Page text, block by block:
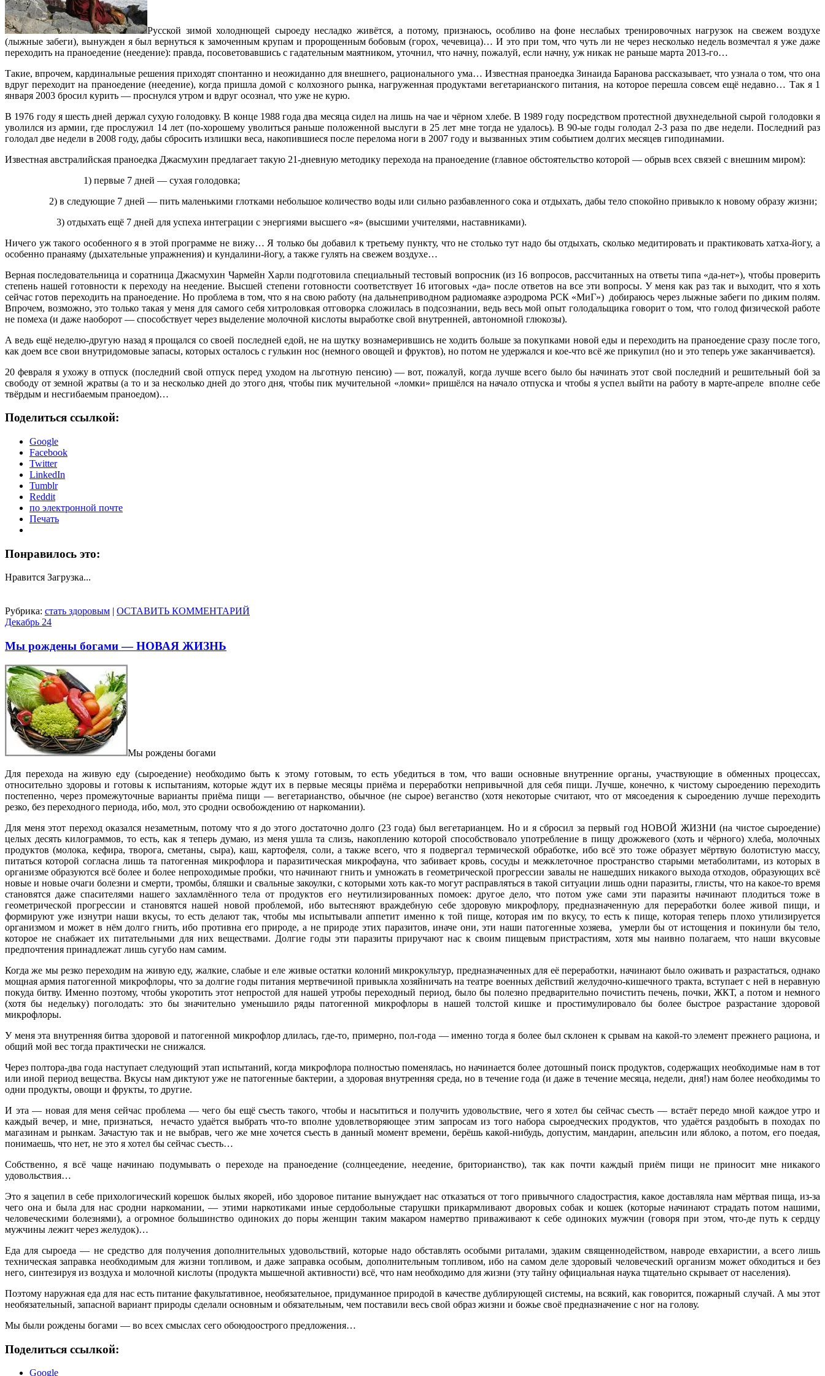
Русской зимой холоднющей сыроеду несладко живётся, а потому, признаюсь, особливо на фоне неслабых тренировочных нагрузок на свежем воздухе
(лыжные забеги), вынужден я был вернуться к замоченным крупам и пророщенным бобовым (горох, чечевица)… И это при том, что чуть ли не через несколько недель возмечтал я уже даже
переходить на праноедение (неедение): правда, посоветовавшись с гадательным маятником, уточнил, что начну, пожалуй, если начну, уж никак не раньше марта 2013-го…
Такие, впрочем, кардинальные решения приходят спонтанно и неожиданно для внешнего, рационального ума… Известная праноедка Зинаида Баранова рассказывает, что узнала о том, что она
вдруг переходит на праноедение (неедение), когда пришла домой с колхозного рынка, нагруженная продуктами вегетарианского питания, на которое перешла совсем ещё недавно… Так я 1
января 2003 бросил курить — проснулся утром и вдруг осознал, что уже не курю.
В 1976 году я шесть дней держал сухую голодовку. В конце 1988 года два месяца сидел на лишь на чае и чёрном хлебе. В 1989 году посредством протестной двухнедельной сырой голодовки я
уволился из армии, где прослужил 14 лет (по-хорошему уволиться раньше положенной выслуги в 25 лет мне тогда не удалось). В 90-ые годы голодал 2-3 раза по две недели. Последний раз
голодал две недели в 2008 году, дабы сбросить излишки веса, накопившиеся после перелома ноги в 2007 году и вызванных этим событием долгих месяцев гиподинамии.
Известная австралийская праноедка Джасмухин предлагает такую 21-дневную методику перехода на праноедение (главное обстоятельство которой — обрыв всех связей с внешним миром):
1) первые 7 дней — сухая голодовка;
2) в следующие 7 дней — пить маленькими глотками небольшое количество воды или сильно разбавленного сока и отдыхать, дабы тело спокойно привыкло к новому образу жизни;
3) отдыхать ещё 7 дней для успеха интеграции с энергиями высшего «я» (высшими учителями, наставниками).
Ничего уж такого особенного я в этой программе не вижу… Я только бы добавил к третьему пункту, что не столько тут надо бы отдыхать, сколько медитировать и практиковать хатха-йогу, а
особенно пранаяму (дыхательные упражнения) и кундалини-йогу, а также гулять на свежем воздухе…
Верная последовательница и соратница Джасмухин Чармейн Харли подготовила специальный тестовый вопросник (из 16 вопросов, рассчитанных на ответы типа «да-нет»), чтобы проверить
степень нашей готовности к переходу на неедение. Высшей степени готовности соответствует 16 итоговых «да» после ответов на все эти вопросы. У меня как раз так и выходит, что я хоть
сейчас готов переходить на праноедение. Но проблема в том, что я на свою работу (на дальнеприводном радиомаяке аэродрома РСК «МиГ») добираюсь через лыжные забеги по диким полям.
Впрочем, возможно, это только такая у меня для самого себя хитроловкая отговорка сложилась в подсознании, ведь весь мой опыт голодальщика говорит о том, что голод физической работе
не помеха (и даже наоборот — способствует через выделение молочной кислоты выработке свой внутренней, автономной глюкозы).
А ведь ещё неделю-другую назад я прощался со своей последней едой, не на шутку вознамерившись не ходить больше за покупками новой еды и переходить на праноедение сразу после того,
как доем все свои внутридомовые запасы, которых осталось с гулькин нос (немного овощей и фруктов), но потом не удержался и кое-что всё же прикупил (но и это теперь уже заканчивается).
20 февраля я ухожу в отпуск (последний свой отпуск перед уходом на льготную пенсию) — вот, пожалуй, когда лучше всего было бы начинать этот свой последний и решительный бой за
свободу от земной жратвы (а то и за несколько дней до этого дня, чтобы пик мучительной «ломки» пришёлся на начало отпуска и чтобы я успел выйти на работу в марте-апреле вполне себе
твёрдым и несгибаемым праноедом)…
Поделиться ссылкой:
Google
Facebook
Twitter
LinkedIn
Tumblr
Reddit
по электронной почте
Печать
Понравилось это:
Нравится Загрузка...
Рубрика: стать здоровым | ОСТАВИТЬ КОММЕНТАРИЙ
Декабрь 24
Мы рождены богами — НОВАЯ ЖИЗНЬ
Мы рождены богами
Для перехода на живую еду (сыроедение) необходимо быть к этому готовым, то есть убедиться в том, что ваши основные внутренние органы, участвующие в обменных процессах,
относительно здоровы и готовы к испытаниям, которые ждут их в первые месяцы приёма и переработки непривычной для себя пищи. Лучше, конечно, к чистому сыроедению переходить
постепенно, через промежуточные варианты приёма пищи — вегетарианство, обычное (не сырое) веганство (хотя некоторые считают, что от мясоедения к сыроедению лучше переходить
резко, без переходного периода, ибо, мол, это сродни освобождению от наркомании).
Для меня этот переход оказался незаметным, потому что я до этого достаточно долго (23 года) был вегетарианцем. Но и я сбросил за первый год НОВОЙ ЖИЗНИ (на чистое сыроедение)
целых десять килограммов, то есть, как я теперь думаю, из меня ушла та слизь, накоплению которой способствовало употребление в пищу дрожжевого (хоть и чёрного) хлеба, молочных
продуктов (молока, кефира, творога, сметаны, сыра), каш, картофеля, соли, а также всего, что я подвергал термической обработке, ибо всё это тоже образует мёртвую болотистую массу,
питаться которой согласна лишь та патогенная микрофлора и паразитическая микрофауна, что забивает кровь, сосуды и межклеточное пространство старыми метаболитами, из которых в
организме образуются всё более и более непроходимые пробки, что начинают гнить и умножать в геометрической прогрессии завалы не нашедших никакого выхода отходов, образующих всё
новые и новые очаги болезни и смерти, тромбы, бляшки и свальные закоулки, с которыми хоть как-то могут расправляться в такой ситуации лишь одни паразиты, глисты, что на какое-то время
становятся даже спасителями нашего захламлённого тела от продуктов его неутилизированных помоек: другое дело, что потом уже сами эти паразиты начинают плодиться тоже в
геометрической прогрессии и становятся нашей новой проблемой, ибо вытесняют враждебную себе здоровую микрофлору, предназначенную для переработки более живой пищи, и
формируют уже изнутри наши вкусы, то есть делают так, чтобы мы испытывали аппетит именно к той пище, которая им по вкусу, то есть к пище, которая теперь плохо утилизируется
организмом и может в нём долго гнить, ибо противна его природе, а не природе этих паразитов, иначе они, эти наши патогенные хозяева, умерли бы от истощения и покинули бы тело,
которое не снабжает их питательными для них веществами. Долгие годы эти паразиты приручают нас к своим пищевым пристрастиям, хотя мы наивно полагаем, что наши вкусовые
предпочтения принадлежат лишь сугубо нам самим.
Когда же мы резко переходим на живую еду, жалкие, слабые и еле живые остатки колоний микрокультур, предназначенных для её переработки, начинают было оживать и разрастаться, однако
мощная армия патогенной микрофлоры, что за долгие годы питания мертвечиной привыкла хозяйничать на театре военных действий желудочно-кишечного тракта, вступает с ней в неравную
покуда битву. Именно поэтому, чтобы укоротить этот непростой для нашей утробы переходный период, было бы полезно предварительно почистить печень, почки, ЖКТ, а потом и немного
(хотя бы недельку) поголодать: это бы значительно уменьшило ряды патогенной микрофлоры в нашей толстой кишке и простимулировало бы более быстрое разрастание здоровой
микрофлоры.
У меня эта внутренняя битва здоровой и патогенной микрофлор длилась, где-то, примерно, пол-года — именно тогда я более был склонен к срывам на какой-то элемент прежнего рациона, и
общий мой вес тогда практически не снижался.
Через полтора-два года наступает следующий этап испытаний, когда микрофлора полностью поменялась, но начинается более дотошный поиск продуктов, содержащих необходимые нам в тот
или иной период вещества. Вкусы нам диктуют уже не патогенные бактерии, а здоровая внутренняя среда, но в течение года (и даже в течение месяца, недели, дня!) нам более необходимы то
одни продукты, овощи и фрукты, то другие.
И эта — новая для меня сейчас проблема — чего бы ещё съесть такого, чтобы и насытиться и получить удовольствие, чего я хотел бы сейчас съесть — встаёт передо мной каждое утро и
каждый вечер, и мне, признаться, нечасто удаётся выбрать что-то вполне удовлетворяющее этим запросам из того набора сыроедческих продуктов, что удаётся раздобыть в походах по
магазинам и рынкам. Зачастую так и не выбрав, чего же мне хочется съесть в данный момент времени, берёшь какой-нибудь, допустим, мандарин, апельсин или яблоко, а потом, его поедая,
понимаешь, что нет, не это я хотел бы сейчас съесть…
Собственно, я всё чаще начинаю подумывать о переходе на праноедение (солнцеедение, неедение, бриторианство), так как почти каждый приём пищи не приносит мне никакого
удовольствия…
Это я зацепил в себе прихологический корешок былых якорей, ибо здоровое питание вынуждает нас отказаться от того привычного сладострастия, какое доставляла нам мёртвая пища, из-за
чего она и была для нас сродни наркомании, — этими наркотиками иные сердобольные старушки прикармливают дворовых собак и кошек (которые начинают страдать потом нашими,
человеческими болезнями), а огромное большинство одиноких до поры женщин таким макаром намертво приваживают к себе одиноких мужчин (говоря при этом, что-де путь к сердцу
мужчины лежит через желудок)…
Еда для сыроеда — не средство для получения дополнительных удовольствий, которые надо обставлять особыми риталами, эдаким священнодейством, навроде евхаристии, а всего лишь
техническая заправка необходимым для жизни топливом, и даже заправка особым, дополнительным топливом, ибо на самом деле здоровый человеческий организм может обходиться и без
него, синтезируя из воздуха и молочной кислоты (продукта мышечной активности) всё, что нам необходимо для жизни (эту тайну официальная наука тщательно скрывает от населения).
Поэтому наружная еда для нас есть питание факультативное, необязательное, придуманное природой в качестве дублирующей системы, на всякий, как говорится, пожарный случай. А мы этот
необязательный, запасной вариант природы сделали основным и обязательным, чем поставили весь свой образ жизни и божье своё предназначение с ног на голову.
Мы были рождены богами — во всех смыслах сего обоюдоострого предложения…
Поделиться ссылкой:
Google